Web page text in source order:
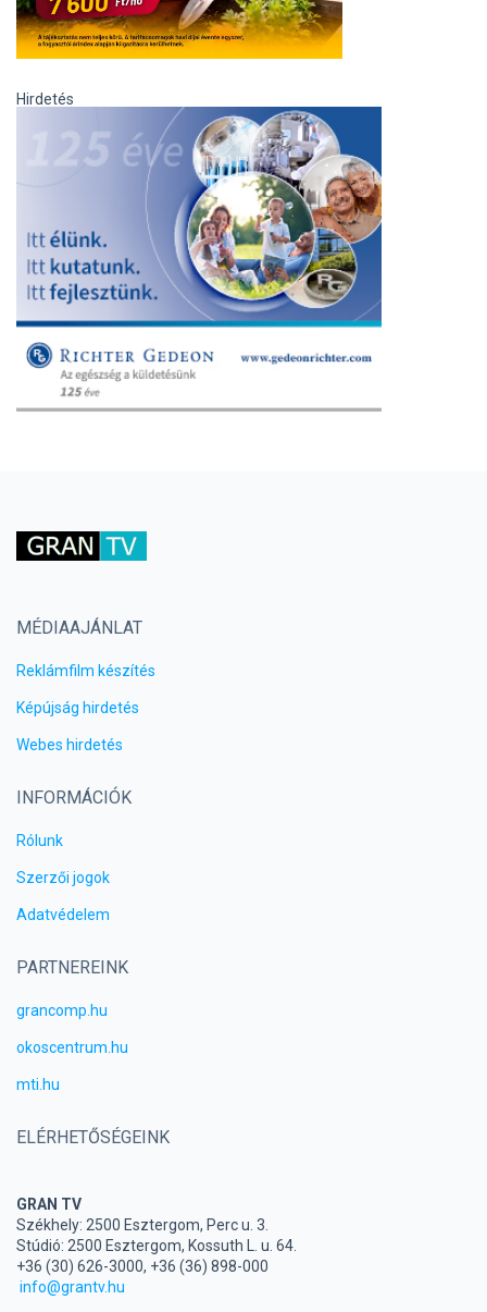
Hirdetés
MÉDIAAJÁNLAT
Reklámfilm készítés
Képújság hirdetés
Webes hirdetés
INFORMÁCIÓK
Rólunk
Szerzői jogok
Adatvédelem
PARTNEREINK
grancomp.hu
okoscentrum.hu
mti.hu
ELÉRHETŐSÉGEINK
GRAN TV
Székhely: 2500 Esztergom, Perc u. 3.
Stúdió: 2500 Esztergom, Kossuth L. u. 64.
+36 (30) 626-3000, +36 (36) 898-000
info@grantv.hu